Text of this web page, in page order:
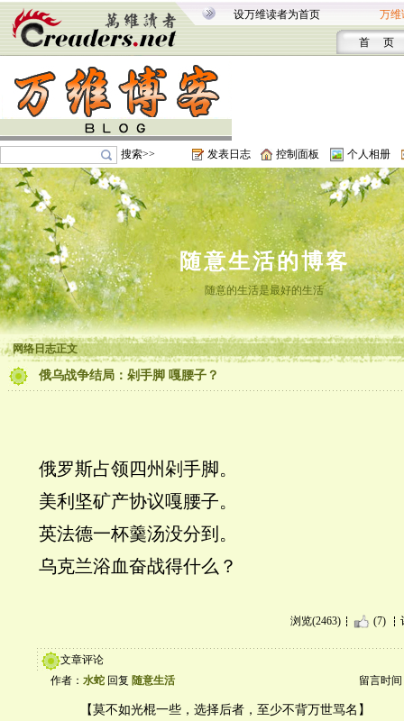
设万维读者为首页 万维
首 页
搜索>> 发表日志 控制面板 个人相册
随意生活的博客
随意的生活是最好的生活
网络日志正文
俄乌战争结局：剁手脚 嘎腰子？
俄罗斯占领四州剁手脚。
美利坚矿产协议嘎腰子。
英法德一杯羹汤没分到。
乌克兰浴血奋战得什么 ？
浏览(2463) (7)
文章评论
作者： 水蛇 回复 随意生活 留言时间
【莫不如光棍一些，选择后者，至少不背万世骂名】